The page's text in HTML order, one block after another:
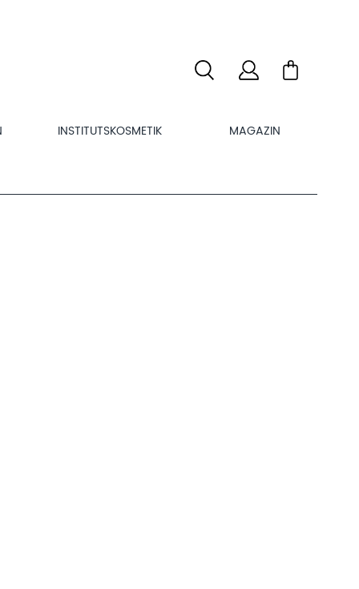
INSTITUTSKOSMETIK MAGAZIN